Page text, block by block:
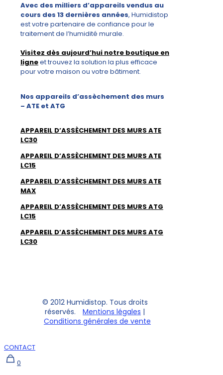
Avec des milliers d’appareils vendus au
cours des 13 dernières années, Humidistop
est votre partenaire de confiance pour le
traitement de l’humidité murale.
Visitez dès aujourd’hui notre boutique en
ligneet trouvez la solution la plus efficace
pour votre maison ou votre bâtiment.
Nos appareils d’assèchement des murs
– ATE et ATG
APPAREIL D’ASSÈCHEMENT DES MURS ATE
LC30
APPAREIL D’ASSÈCHEMENT DES MURS ATE
LC15
APPAREIL D’ASSÈCHEMENT DES MURS ATE
MAX
APPAREIL D’ASSÈCHEMENT DES MURS ATG
LC15
APPAREIL D’ASSÈCHEMENT DES MURS ATG
LC30
© 2012 Humidistop. Tous droits
réservés.
Mentions légales |
Conditions générales de vente
CONTACT
0